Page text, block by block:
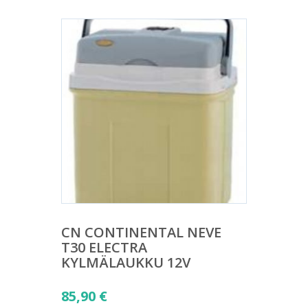
CN CONTINENTAL NEVE
T30 ELECTRA
KYLMÄLAUKKU 12V
85,90 €